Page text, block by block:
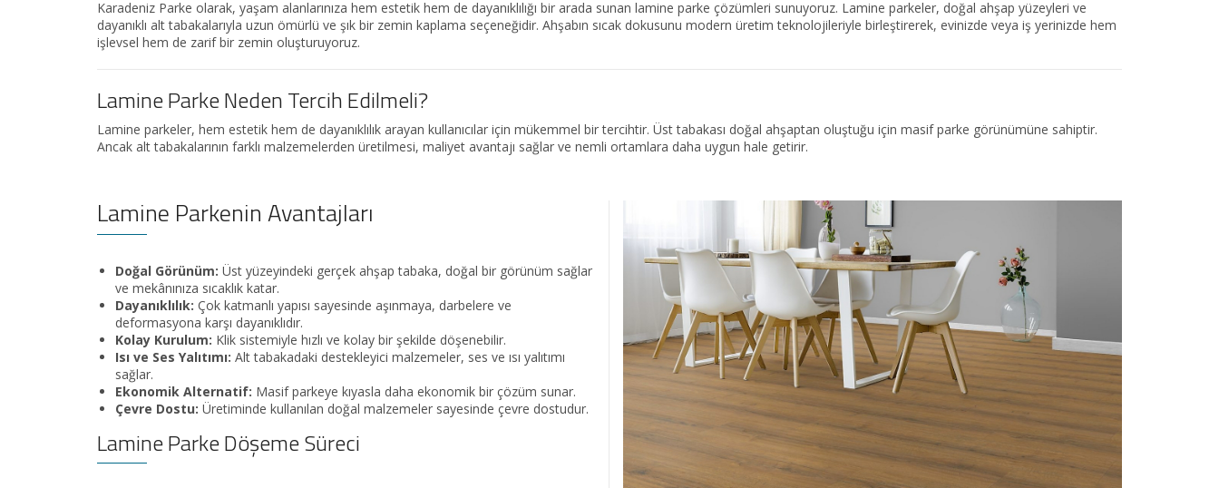
Karadeniz Parke olarak, yaşam alanlarınıza hem estetik hem de dayanıklılığı bir arada sunan lamine parke çözümleri sunuyoruz. Lamine parkeler, doğal ahşap yüzeyleri ve
dayanıklı alt tabakalarıyla uzun ömürlü ve şık bir zemin kaplama seçeneğidir. Ahşabın sıcak dokusunu modern üretim teknolojileriyle birleştirerek, evinizde veya iş yerinizde hem
işlevsel hem de zarif bir zemin oluşturuyoruz.
Lamine Parke Neden Tercih Edilmeli?
Lamine parkeler, hem estetik hem de dayanıklılık arayan kullanıcılar için mükemmel bir tercihtir. Üst tabakası doğal ahşaptan oluştuğu için masif parke görünümüne sahiptir.
Ancak alt tabakalarının farklı malzemelerden üretilmesi, maliyet avantajı sağlar ve nemli ortamlara daha uygun hale getirir.
Lamine Parkenin Avantajları
Doğal Görünüm: Üst yüzeyindeki gerçek ahşap tabaka, doğal bir görünüm sağlar
ve mekânınıza sıcaklık katar.
Dayanıklılık: Çok katmanlı yapısı sayesinde aşınmaya, darbelere ve
deformasyona karşı dayanıklıdır.
Kolay Kurulum: Klik sistemiyle hızlı ve kolay bir şekilde döşenebilir.
Isı ve Ses Yalıtımı: Alt tabakadaki destekleyici malzemeler, ses ve ısı yalıtımı
sağlar.
Ekonomik Alternatif: Masif parkeye kıyasla daha ekonomik bir çözüm sunar.
Çevre Dostu: Üretiminde kullanılan doğal malzemeler sayesinde çevre dostudur.
Lamine Parke Döşeme Süreci